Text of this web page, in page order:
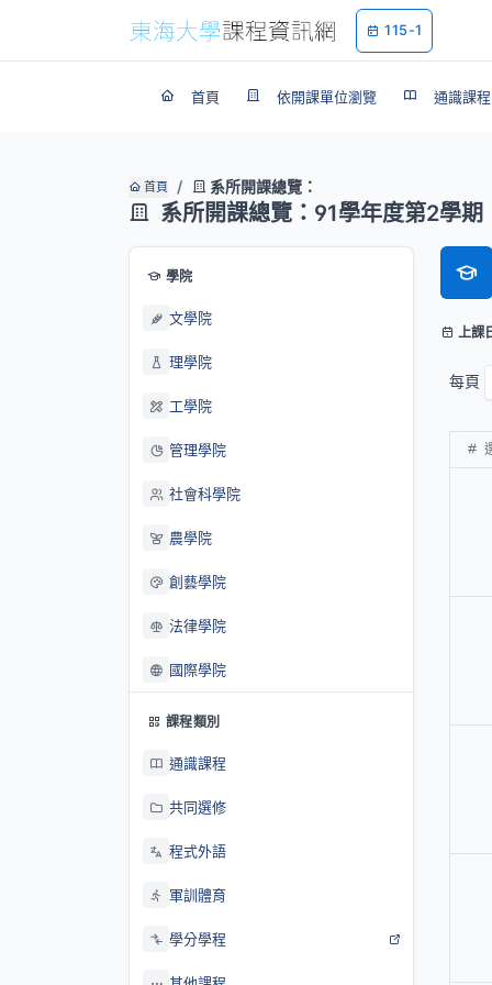
115-1
首頁 依開課單位瀏覽 通識課程
首頁 系所開課總覽：
系所開課總覽：91學年度第2學期
學院
文學院
理學院
工學院
管理學院
社會科學院
農學院
創藝學院
法律學院
國際學院
課程類別
通識課程
共同選修
程式外語
軍訓體育
學分學程
上課
每頁